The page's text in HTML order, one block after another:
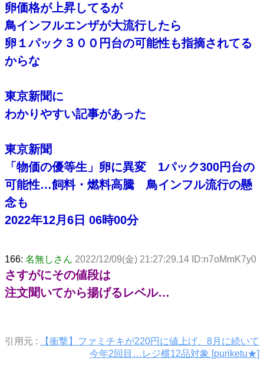
卵価格が上昇してるが
鳥インフルエンザが大流行したら
卵１パック３００円台の可能性も指摘されてる
からな
東京新聞に
わかりやすい記事があった
東京新聞
「物価の優等生」卵に異変 1パック300円台の
可能性…飼料・燃料高騰 鳥インフル流行の懸
念も
2022年12月6日 06時00分
166: 名無しさん 2022/12/09(金) 21:27:29.14 ID:n7oMmK7y0
さすがにその値段は
注文聞いてから揚げるレベル…
引用元 :
【衝撃】ファミチキが220円に値上げ、8月に続いて
今年2回目…レジ横12品対象 [puriketu★]